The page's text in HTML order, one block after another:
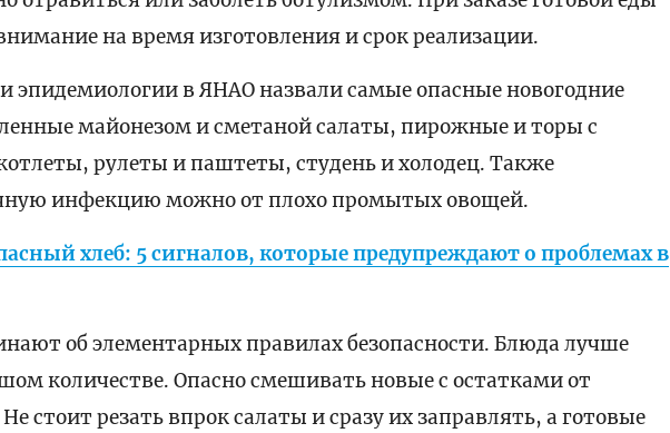
на время изготовления и срок реализации.
эпидемиологии в ЯНАО назвали самые опасные новогодние
майонезом и сметаной салаты, пирожные и торы с
рулеты и паштеты, студень и холодец. Также
инфекцию можно от плохо промытых овощей.
хлеб: 5 сигналов, которые предупреждают о проблемах в
об элементарных правилах безопасности. Блюда лучше
количестве. Опасно смешивать новые с остатками от
стоит резать впрок салаты и сразу их заправлять, а готовые